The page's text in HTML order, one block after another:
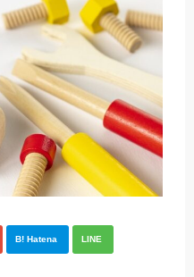
B! Hatena LINE